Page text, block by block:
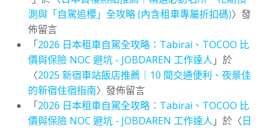
測與「自駕追櫻」全攻略 (內含租車專屬折扣碼)〉發
佈留言
「2026 日本租車自駕全攻略：Tabirai、TOCOO 比
價與保險 NOC 避坑 - JOBDAREN 工作達人 」於
〈2025 新宿車站飯店推薦｜10 間交通便利、夜景佳
的新宿住宿指南〉發佈留言
「2026 日本租車自駕全攻略：Tabirai、TOCOO 比
價與保險 NOC 避坑 - JOBDAREN 工作達人 」於〈日